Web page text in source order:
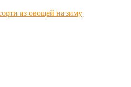
из овощей на зиму